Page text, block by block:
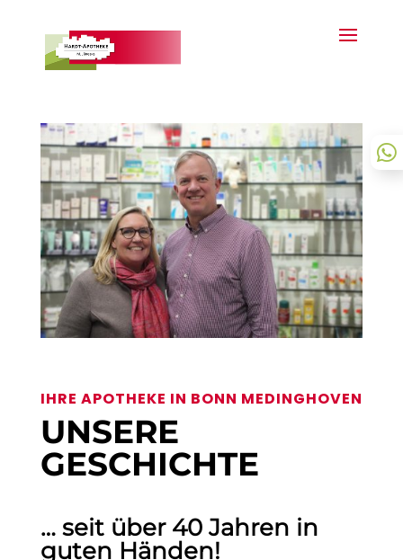
IHRE APOTHEKE IN BONN MEDINGHOVEN
UNSERE
GESCHICHTE
… seit über 40 Jahren in
guten Händen!
